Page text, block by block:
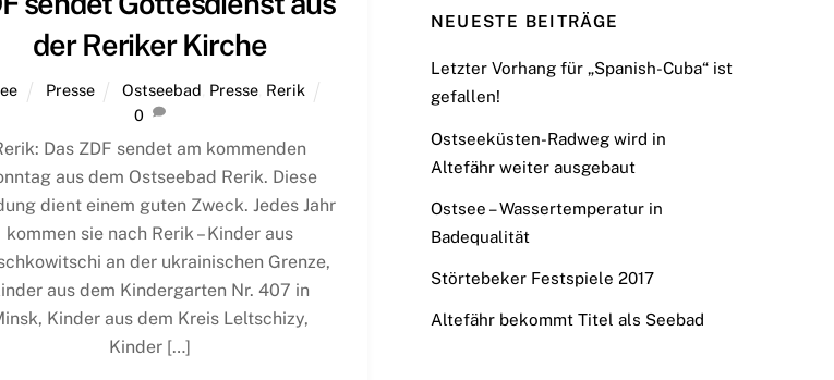
der Reriker Kirche
Presse Ostseebad Presse, Rerik
0
Das ZDF sendet am kommenden
aus dem Ostseebad Rerik. Diese
dient einem guten Zweck. Jedes Jahr
kommen sie nach Rerik – Kinder aus
an der ukrainischen Grenze,
aus dem Kindergarten Nr. 407 in
Kinder aus dem Kreis Leltschizy,
Kinder […]
NEUESTE BEITRÄGE
Letzter Vorhang für „Spanish-Cuba“ ist
gefallen!
Ostseeküsten-Radweg wird in
Altefähr weiter ausgebaut
Ostsee – Wassertemperatur in
Badequalität
Störtebeker Festspiele 2017
Altefähr bekommt Titel als Seebad